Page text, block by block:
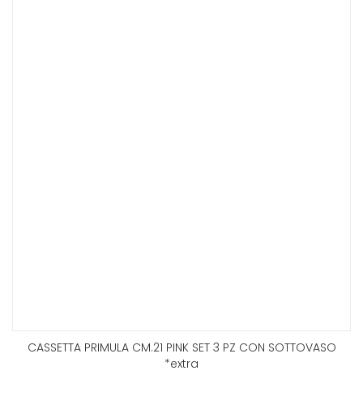
CASSETTA PRIMULA CM.21 PINK SET 3 PZ CON SOTTOVASO
*extra